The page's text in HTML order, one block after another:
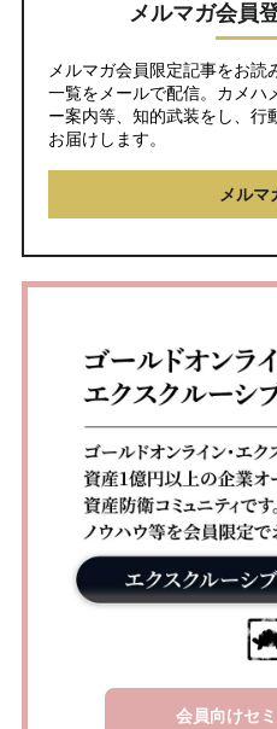
メルマガ会員
メルマガ会員限定記事をお読
一覧をメールで配信。カメハ
ー案内等、知的武装をし、行
お届けします。
メルマ
会員向けセ